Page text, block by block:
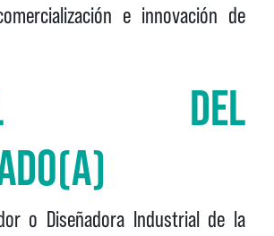
e innovación de
DEL
o Diseñadora Industrial de la